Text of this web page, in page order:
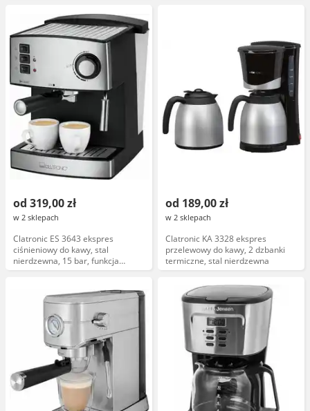
od 319,00 zł
w 2 sklepach
Clatronic ES 3643 ekspres
ciśnieniowy do kawy, stal
nierdzewna, 15 bar, funkcja
spieniania mleka
od 189,00 zł
w 2 sklepach
Clatronic KA 3328 ekspres
przelewowy do kawy, 2 dzbanki
termiczne, stal nierdzewna